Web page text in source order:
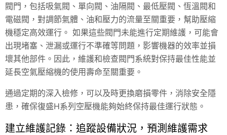
閥門，包括吸氣閥、單向閥、油隔閥、最低壓閥、恆溫閥和
電磁閥，對調節氣體、油和壓力的流量至關重要，幫助壓縮
機穩定高效運行。 如果這些閥門未能進行定期維護，可能會
出現堵塞、泄漏或運行不準確等問題，影響機器的效率並損
壞其他部件。因此，維護和檢查閥門系統對保持最佳性能並
延長空氣壓縮機的使用壽命至關重要。
通過定期的深入檢修，可以及時更換磨損零件，消除安全隱
患，確保復盛H系列空壓機能夠始終保持最佳運行狀態。
建立維護記錄：追蹤設備狀況，預測維護需求